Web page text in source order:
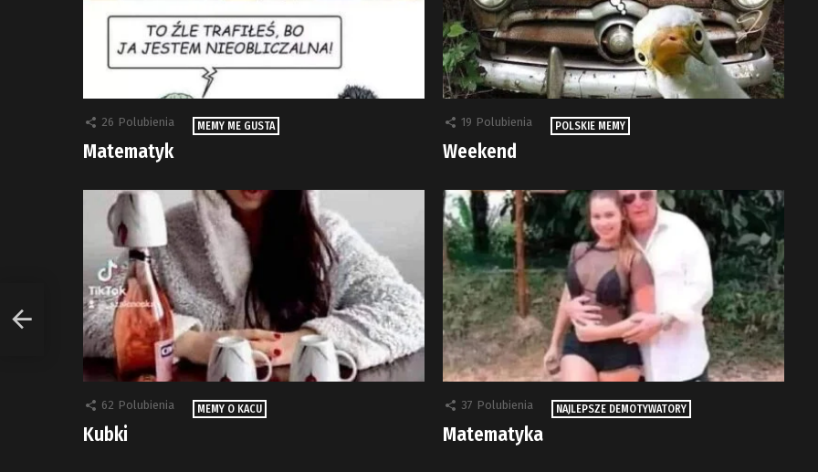
26 Polubienia MEMY ME GUSTA
Matematyk
19 Polubienia POLSKIE MEMY
Weekend
62 Polubienia MEMY O KACU
Kubki
37 Polubienia NAJLEPSZE DEMOTYWATORY
Matematyka